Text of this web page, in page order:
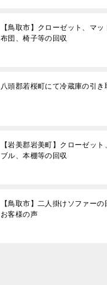
【鳥取市】クローゼット、マッ
布団、椅子等の回収
八頭郡若桜町にて冷蔵庫の引
【岩美郡岩美町】クローゼッ
ブル、本棚等の回収
【鳥取市】二人掛けソファー
お客様の声